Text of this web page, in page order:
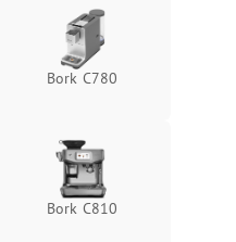
Bork C780
Bork C810